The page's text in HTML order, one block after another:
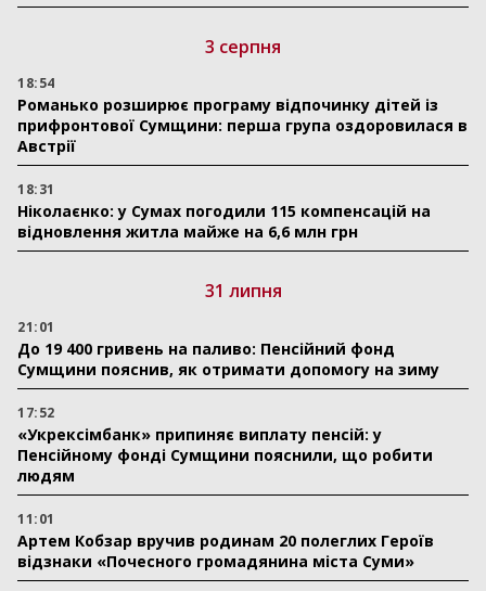
3 серпня
18:54
Романько розширює програму відпочинку дітей із
прифронтової Сумщини: перша група оздоровилася в
Австрії
18:31
Ніколаєнко: у Сумах погодили 115 компенсацій на
відновлення житла майже на 6,6 млн грн
31 липня
21:01
До 19 400 гривень на паливо: Пенсійний фонд
Сумщини пояснив, як отримати допомогу на зиму
17:52
«Укрексімбанк» припиняє виплату пенсій: у
Пенсійному фонді Сумщини пояснили, що робити
людям
11:01
Артем Кобзар вручив родинам 20 полеглих Героїв
відзнаки «Почесного громадянина міста Суми»